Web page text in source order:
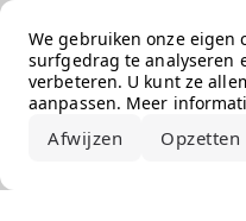
We gebruiken onze eigen
surfgedrag te analyseren
verbeteren. U kunt ze
aanpassen. Meer
Afwijzen Opzetten
Error